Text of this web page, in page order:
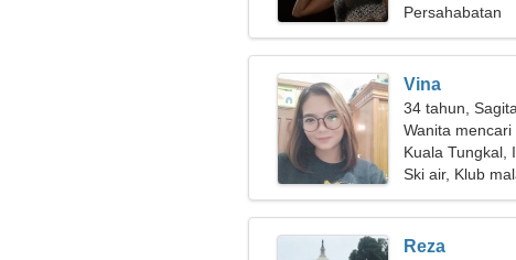
Persahabatan
Vina
34 tahun,
Wanita mencari
Kuala Tungkal,
Ski air, Klub
Reza